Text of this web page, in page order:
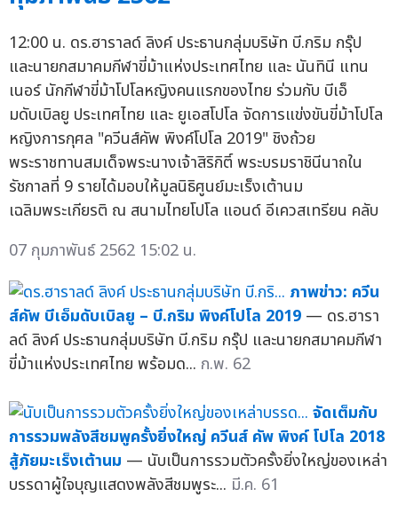
12:00 น. ดร.ฮาราลด์ ลิงค์ ประธานกลุ่มบริษัท บี.กริม กรุ๊ป
และนายกสมาคมกีฬาขี่ม้าแห่งประเทศไทย และ นันทินี แทน
เนอร์ นักกีฬาขี่ม้าโปโลหญิงคนแรกของไทย ร่วมกับ บีเอ็
มดับเบิลยู ประเทศไทย และ ยูเอสโปโล จัดการแข่งขันขี่ม้าโปโล
หญิงการกุศล "ควีนส์คัพ พิงค์โปโล 2019" ชิงถ้วย
พระราชทานสมเด็จพระนางเจ้าสิริกิติ์ พระบรมราชินีนาถใน
รัชกาลที่ 9 รายได้มอบให้มูลนิธิศูนย์มะเร็งเต้านม
เฉลิมพระเกียรติ ณ สนามไทยโปโล แอนด์ อีเควสเทรียน คลับ
07 กุมภาพันธ์ 2562 15:02 น.
ภาพข่าว: ควีน
ส์คัพ บีเอ็มดับเบิลยู – บี.กริม พิงค์โปโล 2019 — ดร.ฮารา
ลด์ ลิงค์ ประธานกลุ่มบริษัท บี.กริม กรุ๊ป และนายกสมาคมกีฬา
ขี่ม้าแห่งประเทศไทย พร้อมด... ก.พ. 62
จัดเต็มกับ
การรวมพลังสีชมพูครั้งยิ่งใหญ่ ควีนส์ คัพ พิงค์ โปโล 2018
สู้ภัยมะเร็งเต้านม — นับเป็นการรวมตัวครั้งยิ่งใหญ่ของเหล่า
บรรดาผู้ใจบุญแสดงพลังสีชมพูระ... มี.ค. 61